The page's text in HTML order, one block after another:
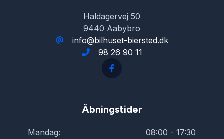
Haldagervej 50
9440 Aabybro
info@bilhuset-biersted.dk
98 26 90 11
Åbningstider
Mandag:
08:00 - 17:30